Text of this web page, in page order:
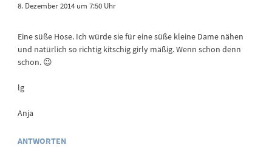
8. Dezember 2014 um 7:50 Uhr
Eine süße Hose. Ich würde sie für eine süße kleine Dame nähen
und natürlich so richtig kitschig girly mäßig. Wenn schon denn
schon. 😉
lg
Anja
ANTWORTEN